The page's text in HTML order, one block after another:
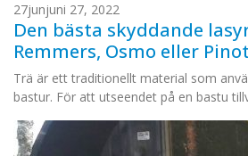
27junjuni 27, 2022
Den bästa skyddande
Remmers, Osmo eller
Trä är ett traditionellt material som
bastur. För att utseendet på en bastu